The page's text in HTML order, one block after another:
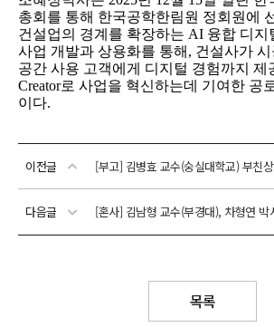
이전글 [부고] 김병효 교수(숭실대학교) 부친상
다음글
목록